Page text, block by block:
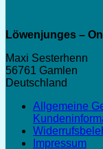
Löwenjunges –
Maxi Sesterhenn
56761 Gamlen
Deutschland
Allgemeine
Impressum